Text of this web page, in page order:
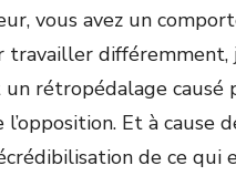
vous avez un
travailler différemment,
rétropédalage causé
Et à cause
de ce qui